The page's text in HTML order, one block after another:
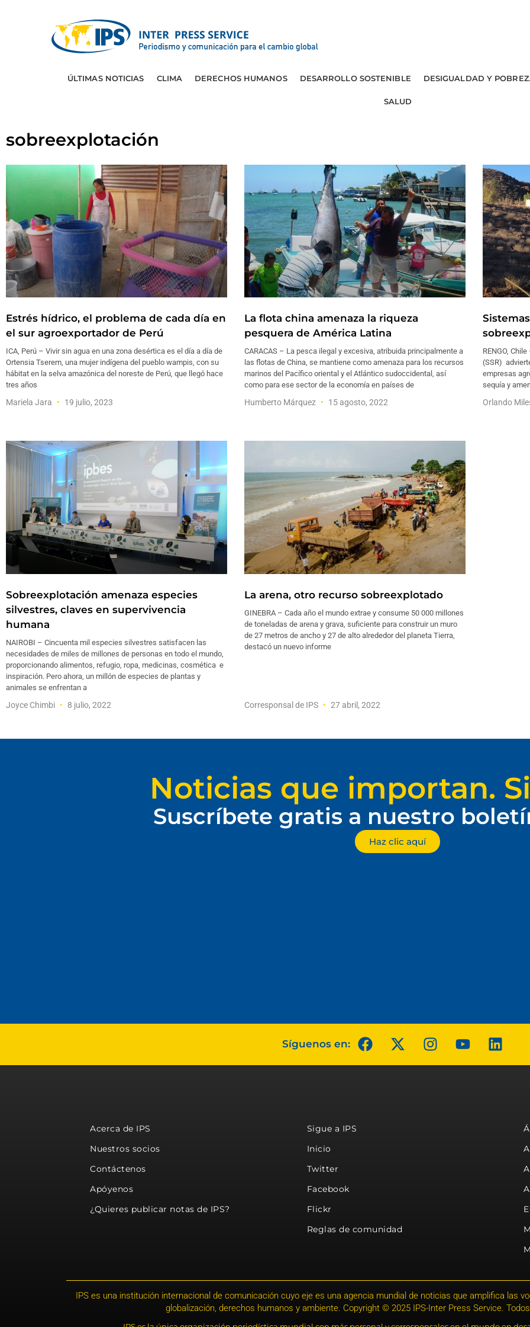
ÚLTIMAS NOTICIAS CLIMA DERECHOS HUMANOS DESARROLLO SOSTENIBLE DESIGUALDAD Y
SALUD
sobreexplotación
Estrés hídrico, el problema de cada día en
el sur agroexportador de Perú
ICA, Perú – Vivir sin agua en una zona desértica es el día a día de
Ortensia Tserem, una mujer indígena del pueblo wampis, con su
hábitat en la selva amazónica del noreste de Perú, que llegó hace
tres años
Mariela Jara 19 julio, 2023
La flota china amenaza la riqueza
pesquera de América Latina
CARACAS – La pesca ilegal y excesiva, atribuida principalmente a
las flotas de China, se mantiene como amenaza para los recursos
marinos del Pacífico oriental y el Atlántico sudoccidental, así
como para ese sector de la economía en países de
Humberto Márquez 15 agosto, 2022
RENGO,
(SSR)
empresas
sequía y
Orlando
Sobreexplotación amenaza especies
silvestres, claves en supervivencia
humana
NAIROBI – Cincuenta mil especies silvestres satisfacen las
necesidades de miles de millones de personas en todo el mundo,
proporcionando alimentos, refugio, ropa, medicinas, cosmética e
inspiración. Pero ahora, un millón de especies de plantas y
animales se enfrentan a
Joyce Chimbi 8 julio, 2022
La arena, otro recurso sobreexplotado
GINEBRA – Cada año el mundo extrae y consume 50 000 millones
de toneladas de arena y grava, suficiente para construir un muro
de 27 metros de ancho y 27 de alto alrededor del planeta Tierra,
destacó un nuevo informe
Corresponsal de IPS 27 abril, 2022
Noticias que importan.
Suscríbete gratis a nuestro
Haz clic aquí
Síguenos en:
Acerca de IPS
Nuestros socios
Contáctenos
Apóyenos
¿Quieres publicar notas de IPS?
Sigue a IPS
Inicio
Twitter
Facebook
Flickr
Reglas de comunidad
IPS es una institución internacional de comunicación cuyo eje es una agencia mundial de noticias que amplifica las
globalización, derechos humanos y ambiente. Copyright © 2025 IPS-Inter Press Service.